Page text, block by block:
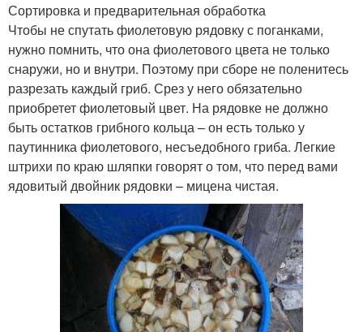
Сортировка и предварительная обработка
Чтобы не спутать фиолетовую рядовку с поганками,
нужно помнить, что она фиолетового цвета не только
снаружи, но и внутри. Поэтому при сборе не поленитесь
разрезать каждый гриб. Срез у него обязательно
приобретет фиолетовый цвет. На рядовке не должно
быть остатков грибного кольца – он есть только у
паутинника фиолетового, несъедобного гриба. Легкие
штрихи по краю шляпки говорят о том, что перед вами
ядовитый двойник рядовки – мицена чистая.